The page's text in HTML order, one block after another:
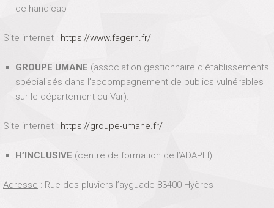
de handicap
Site internet : https://www.fagerh.fr/
GROUPE UMANE (association gestionnaire d’établissements
spécialisés dans l’accompagnement de publics vulnérables
sur le département du Var).
Site internet : https://groupe-umane.fr/
H’INCLUSIVE (centre de formation de l’ADAPEI)
Adresse : Rue des pluviers l’ayguade 83400 Hyères